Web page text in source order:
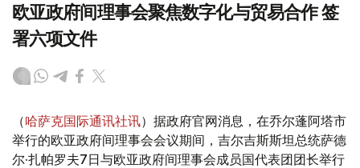
欧亚政府间理事会聚焦数字化与贸易合作 签
署六项文件
（哈萨克国际通讯社讯）据政府官网消息，在乔尔蓬阿塔市
举行的欧亚政府间理事会会议期间，吉尔吉斯斯坦总统萨德
尔·扎帕罗夫7日与欧亚政府间理事会成员国代表团团长举行